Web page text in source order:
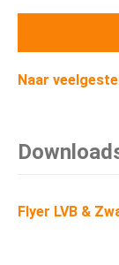
Naar
Flyer LVB &